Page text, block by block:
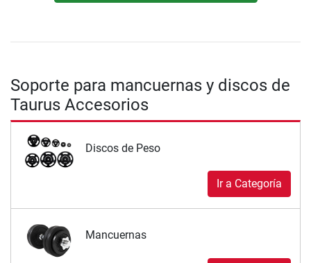
Soporte para mancuernas y discos de
Taurus Accesorios
Discos de Peso
Ir a Categoría
Mancuernas